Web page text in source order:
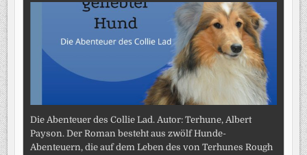
Die Abenteuer des Collie Lad. Autor: Terhune, Albert
Payson. Der Roman besteht aus zwölf Hunde-
Abenteuern, die auf dem Leben des von Terhunes Rough